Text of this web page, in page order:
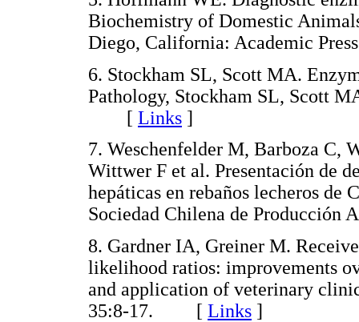
Biochemistry of Domestic
Diego, California: Academic
6. Stockham SL, Scott MA.
Pathology, Stockham SL, Scott
[ Links ]
7. Weschenfelder M, Barboza C,
Wittwer F et al. Presentación de
hepáticas en rebaños lecheros
Sociedad Chilena de
8. Gardner IA, Greiner M.
likelihood ratios: improvements
and application of veterinary
35:8-17. [ Links ]